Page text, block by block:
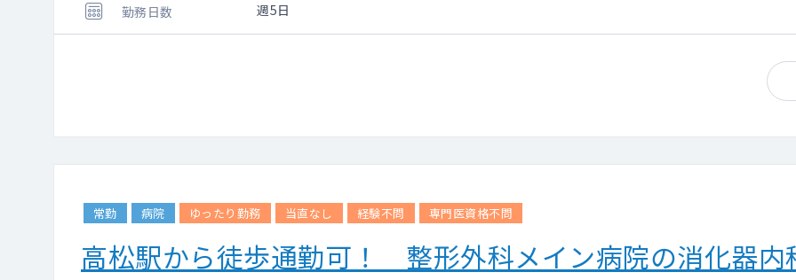
勤務日数 週5日
常勤 病院 ゆったり勤務 当直なし 経験不問 専門医資格不問
高松駅から徒歩通勤可！ 整形外科メイン病院の消化器内